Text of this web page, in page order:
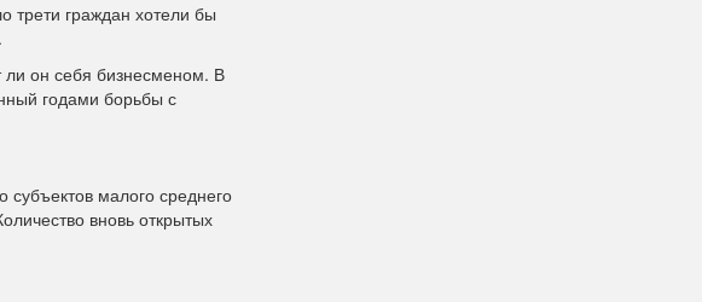
трети граждан хотели бы
ли он себя бизнесменом. В
годами борьбы с
малого среднего
вновь открытых